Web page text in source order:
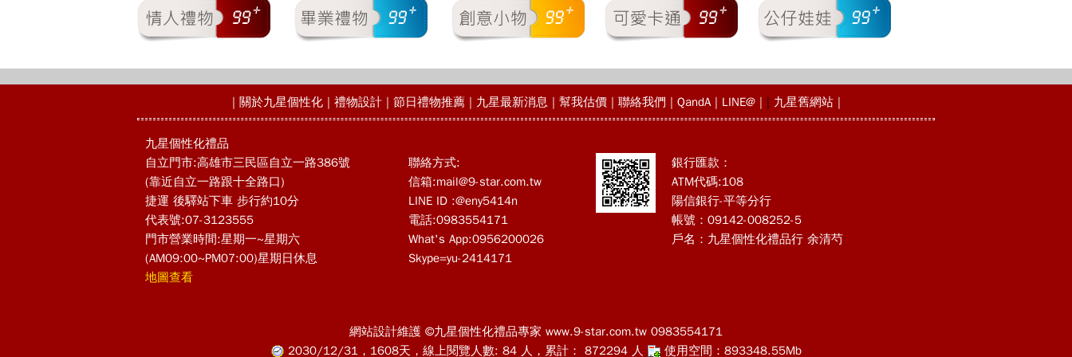
| 關於九星個性化| 禮物設計| 節日禮物推薦| 九星最新消息 | 幫我估價| 聯絡我們 | QandA| LINE@| | 九星舊網站|
九星個性化禮品
自立門市:高雄市三民區自立一路386號
(靠近自立一路跟十全路口)
捷運 後驛站下車 步行約10分
代表號:07-3123555
門市營業時間:星期一~星期六
(AM09:00~PM07:00)星期日休息
地圖查看
聯絡方式:
信箱:mail@9-star.com.tw
LINE ID :@eny5414n
電話:0983554171
What's App:0956200026
Skype=yu-2414171
銀行匯款：
ATM代碼:108
陽信銀行-平等分行
帳號：09142-008252-5
戶名：九星個性化禮品行 余清芍
網站設計維護 ©九星個性化禮品專家 www.9-star.com.tw 0983554171
2030/12/31，1608天，線上閱覽人數: 84 人，累計： 872294 人
使用空間：893348.55Mb